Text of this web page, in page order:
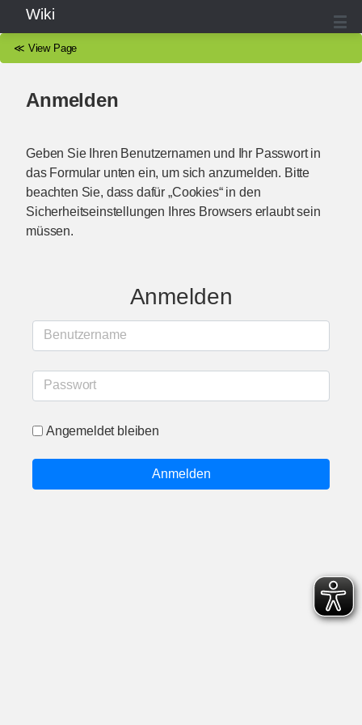
Wiki
≪ View Page
Anmelden
Geben Sie Ihren Benutzernamen und Ihr Passwort in
das Formular unten ein, um sich anzumelden. Bitte
beachten Sie, dass dafür „Cookies“ in den
Sicherheitseinstellungen Ihres Browsers erlaubt sein
müssen.
Anmelden
Benutzername
Passwort
Angemeldet bleiben
Anmelden